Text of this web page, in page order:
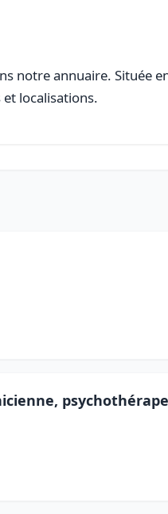
notre annuaire. Située
localisations.